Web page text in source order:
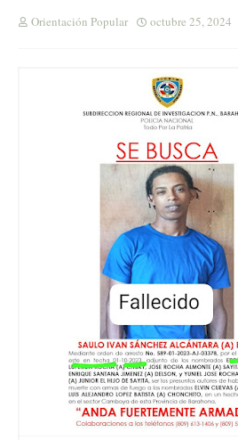
Orientación Popular octubre 25, 2024